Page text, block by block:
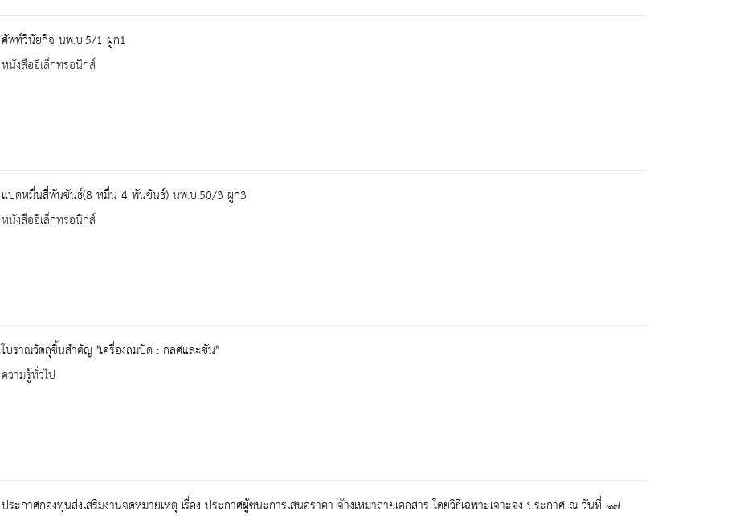
ศัพท์วินัยกิจ นพ.บ.5/1 ผูก1
หนังสืออิเล็กทรอนิกส์
แปดหมื่นสี่พันขันธ์(8 หมื่น 4 พันขันธ์) นพ.บ.50/3 ผูก3
หนังสืออิเล็กทรอนิกส์
โบราณวัตถุชิ้นสำคัญ "เครื่องถมปัด : กลศและขัน"
ความรู้ทั่วไป
ประกาศกองทุนส่งเสริมงานจดหมายเหตุ เรื่อง ประกาศผู้ชนะการเสนอราคา จ้างเหมาถ่ายเอกสาร โดยวิธีเฉพาะเจาะจง ประกาศ ณ วันที่ ๑๗